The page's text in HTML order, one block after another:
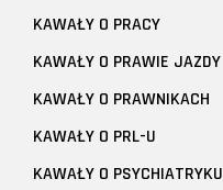
KAWAŁY O PRACY
KAWAŁY O PRAWIE JAZDY
KAWAŁY O PRAWNIKACH
KAWAŁY O PRL-U
KAWAŁY O PSYCHIATRYKU